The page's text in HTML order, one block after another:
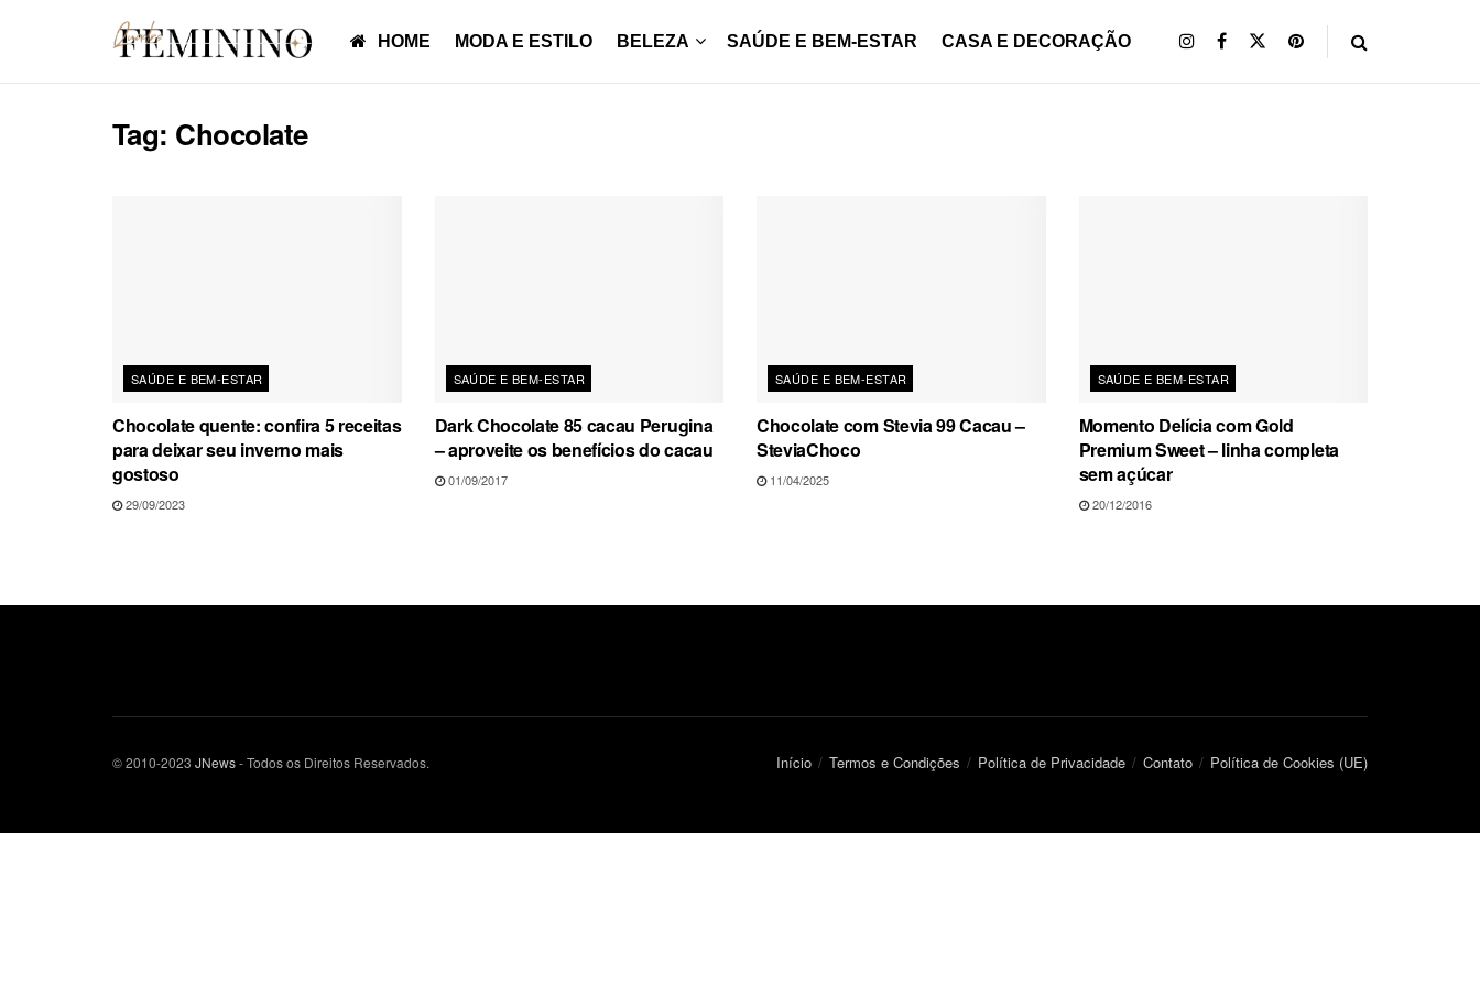
HOME MODA E ESTILO BELEZA SAÚDE E BEM-ESTAR CASA E DECORAÇÃO
Tag: Chocolate
SAÚDE E BEM-ESTAR
Chocolate quente: confira 5 receitas
para deixar seu inverno mais
gostoso
29/09/2023
SAÚDE E BEM-ESTAR
Dark Chocolate 85 cacau Perugina
– aproveite os benefícios do cacau
01/09/2017
SAÚDE E BEM-ESTAR
Chocolate com Stevia 99 Cacau –
SteviaChoco
11/04/2025
SAÚDE E BEM-ESTAR
Momento Delícia com Gold
Premium Sweet – linha completa
sem açúcar
20/12/2016
Início Termos e Condições Política de Privacidade Contato Política de Cookies (UE)
© 2010-2023 JNews- Todos os Direitos Reservados.